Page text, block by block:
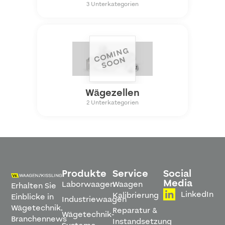
3 Unterkategorien
C
O
MI
N
G
S
O
O
N
Wägezellen
2 Unterkategorien
Erhalten Sie
Einblicke in
Wägetechnik,
Branchennews
Produkte
Laborwaagen
Industriewaagen
Wägetechnik-
Service
Waagen
Kalibrierung
Reparatur &
Instandsetzung
Social
Media
LinkedIn